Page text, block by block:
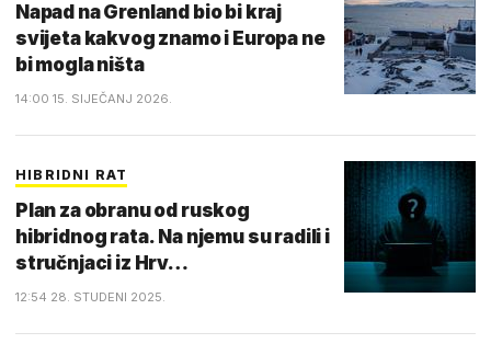
Napad na Grenland bio bi kraj
svijeta kakvog znamo i Europa ne
bi mogla ništa
14:00 15. SIJEČANJ 2026.
HIBRIDNI RAT
Plan za obranu od ruskog
hibridnog rata. Na njemu su radili i
stručnjaci iz Hrv…
12:54 28. STUDENI 2025.